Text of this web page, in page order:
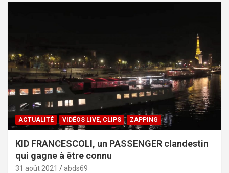
ACTUALITÉ VIDÉOS LIVE, CLIPS ZAPPING
KID FRANCESCOLI, un PASSENGER clandestin
qui gagne à être connu
31 août 2021 abds69